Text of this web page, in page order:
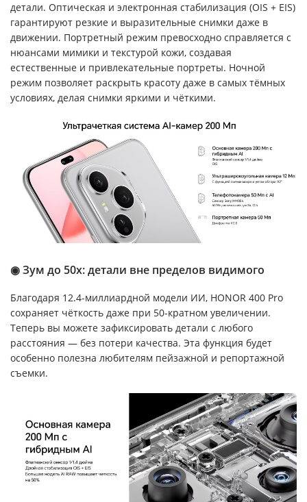
детали. Оптическая и электронная стабилизация (OIS + EIS)
гарантируют резкие и выразительные снимки даже в
движении. Портретный режим превосходно справляется с
нюансами мимики и текстурой кожи, создавая
естественные и привлекательные портреты. Ночной
режим позволяет раскрыть красоту даже в самых тёмных
условиях, делая снимки яркими и чёткими.
◉ Зум до 50x: детали вне пределов видимого
Благодаря 12.4-миллиардной модели ИИ, HONOR 400 Pro
сохраняет чёткость даже при 50-кратном увеличении.
Теперь вы можете зафиксировать детали с любого
расстояния — без потери качества. Эта функция будет
особенно полезна любителям пейзажной и репортажной
съемки.